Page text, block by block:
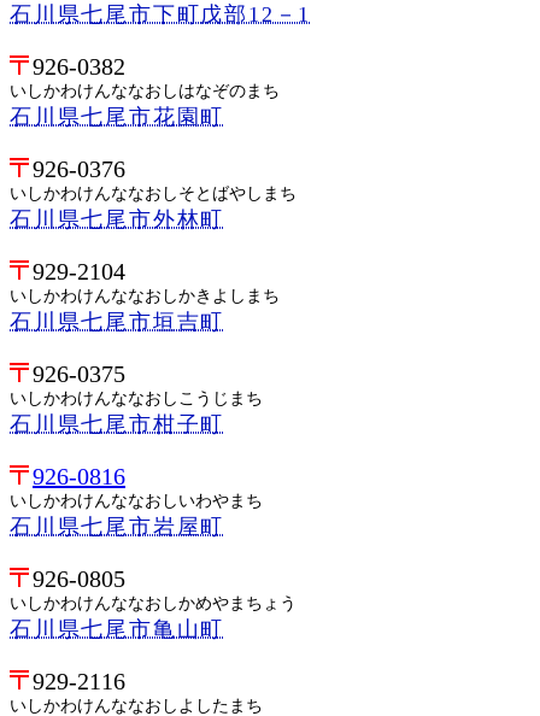
石川県七尾市下町戊部12－1
926-0382
いしかわけんななおしはなぞのまち
石川県七尾市花園町
926-0376
いしかわけんななおしそとばやしまち
石川県七尾市外林町
929-2104
いしかわけんななおしかきよしまち
石川県七尾市垣吉町
926-0375
いしかわけんななおしこうじまち
石川県七尾市柑子町
926-0816
いしかわけんななおしいわやまち
石川県七尾市岩屋町
926-0805
いしかわけんななおしかめやまちょう
石川県七尾市亀山町
929-2116
いしかわけんななおしよしたまち